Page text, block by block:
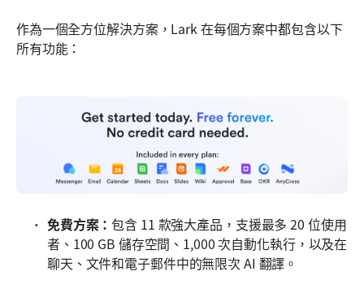
作為一個全方位解決方案，Lark 在每個方案中都包含以下
所有功能：
免費方案：包含 11 款強大產品，支援最多 20 位使用
者、100 GB 儲存空間、1,000 次自動化執行，以及在
聊天、文件和電子郵件中的無限次 AI 翻譯。